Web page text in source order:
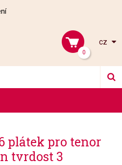
0
cz
plátek pro tenor
tvrdost 3